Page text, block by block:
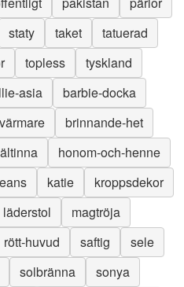
staty taket
tatuerad
topless
tyskland
asia
barbie-docka
brinnande-het
honom-och-henne
katie
kroppsdekor
läderstol
magtröja
rött-huvud saftig
sele
solbränna
sonya